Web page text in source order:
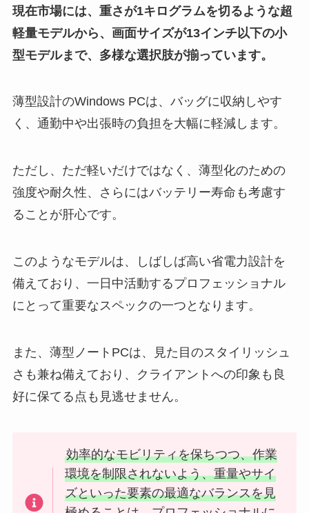
現在市場には、重さが1キログラムを切るような超
軽量モデルから、画面サイズが13インチ以下の小
型モデルまで、多様な選択肢が揃っています。
薄型設計のWindows PCは、バッグに収納しやす
く、通勤中や出張時の負担を大幅に軽減します。
ただし、ただ軽いだけではなく、薄型化のための
強度や耐久性、さらにはバッテリー寿命も考慮す
ることが肝心です。
このようなモデルは、しばしば高い省電力設計を
備えており、一日中活動するプロフェッショナル
にとって重要なスペックの一つとなります。
また、薄型ノートPCは、見た目のスタイリッシュ
さも兼ね備えており、クライアントへの印象も良
好に保てる点も見逃せません。
効率的なモビリティを保ちつつ、作業
環境を制限されないよう、重量やサイ
ズといった要素の最適なバランスを見